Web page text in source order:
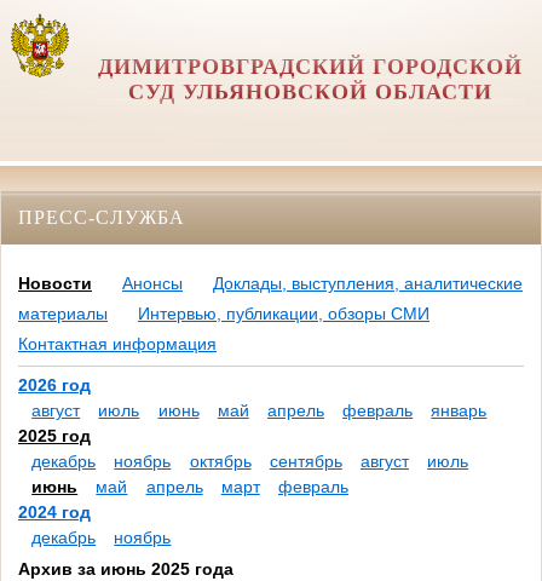
ДИМИТРОВГРАДСКИЙ ГОРОДСКОЙ
СУД УЛЬЯНОВСКОЙ ОБЛАСТИ
ПРЕСС-СЛУЖБА
Новости Анонсы
Доклады, выступления, аналитические
материалы
Интервью, публикации, обзоры СМИ
Контактная информация
2026 год
август
июль июнь май апрель февраль
январь
2025 год
декабрь
ноябрь октябрь сентябрь август
июль
июнь
май апрель март
февраль
2024 год
декабрь
ноябрь
Архив за июнь 2025 года